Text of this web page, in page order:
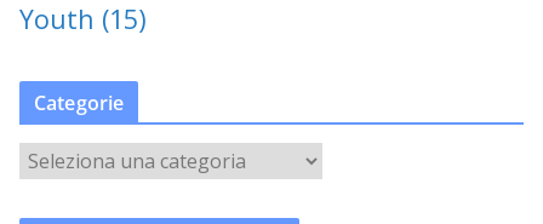
Youth (15)
Categorie
a
t